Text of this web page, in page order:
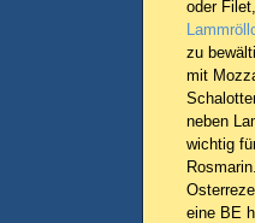
oder
zu
mit
neben
wichtig
eine BE